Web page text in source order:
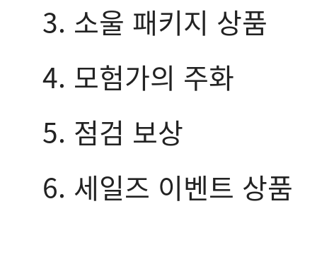
3. 소울 패키지 상품
4. 모험가의 주화
5. 점검 보상
6. 세일즈 이벤트 상품